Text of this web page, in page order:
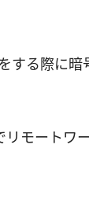
する際に暗
モートワ